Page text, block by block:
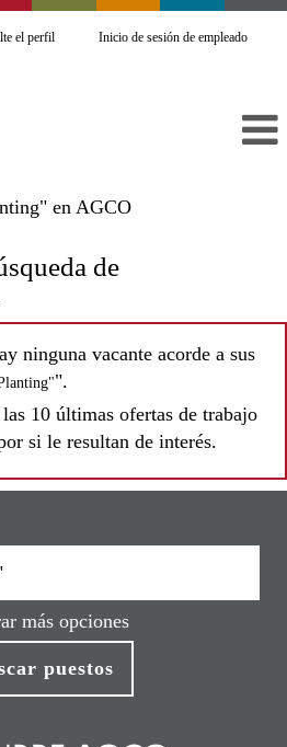
el perfil Inicio de sesión de empleado
en AGCO(página
de
ninguna vacante acorde a sus
".
10 últimas ofertas de trabajo
si le resultan de interés.
más opciones